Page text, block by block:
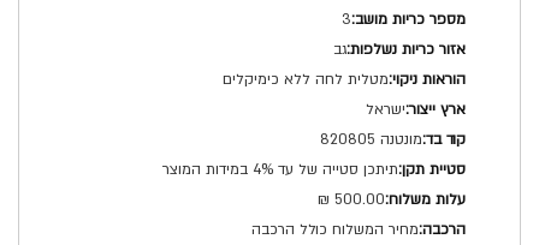
3
גב
מטלית לחה ללא כימיקלים
ישראל
מונטנה 820805
תיתכן סטייה של עד 4% במידות המוצר
500.00 ₪
מחיר המשלוח כולל הרכבה